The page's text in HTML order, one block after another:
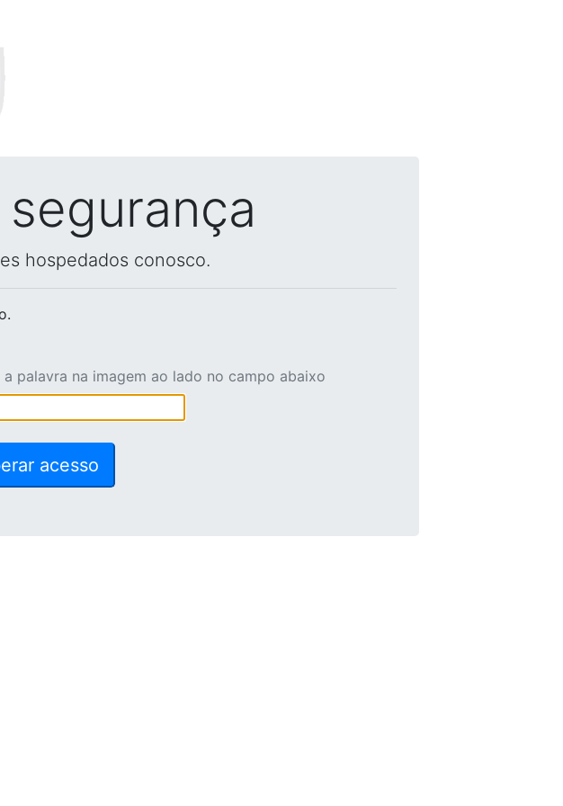
hospedados conosco.
a palavra na imagem ao lado no campo abaixo